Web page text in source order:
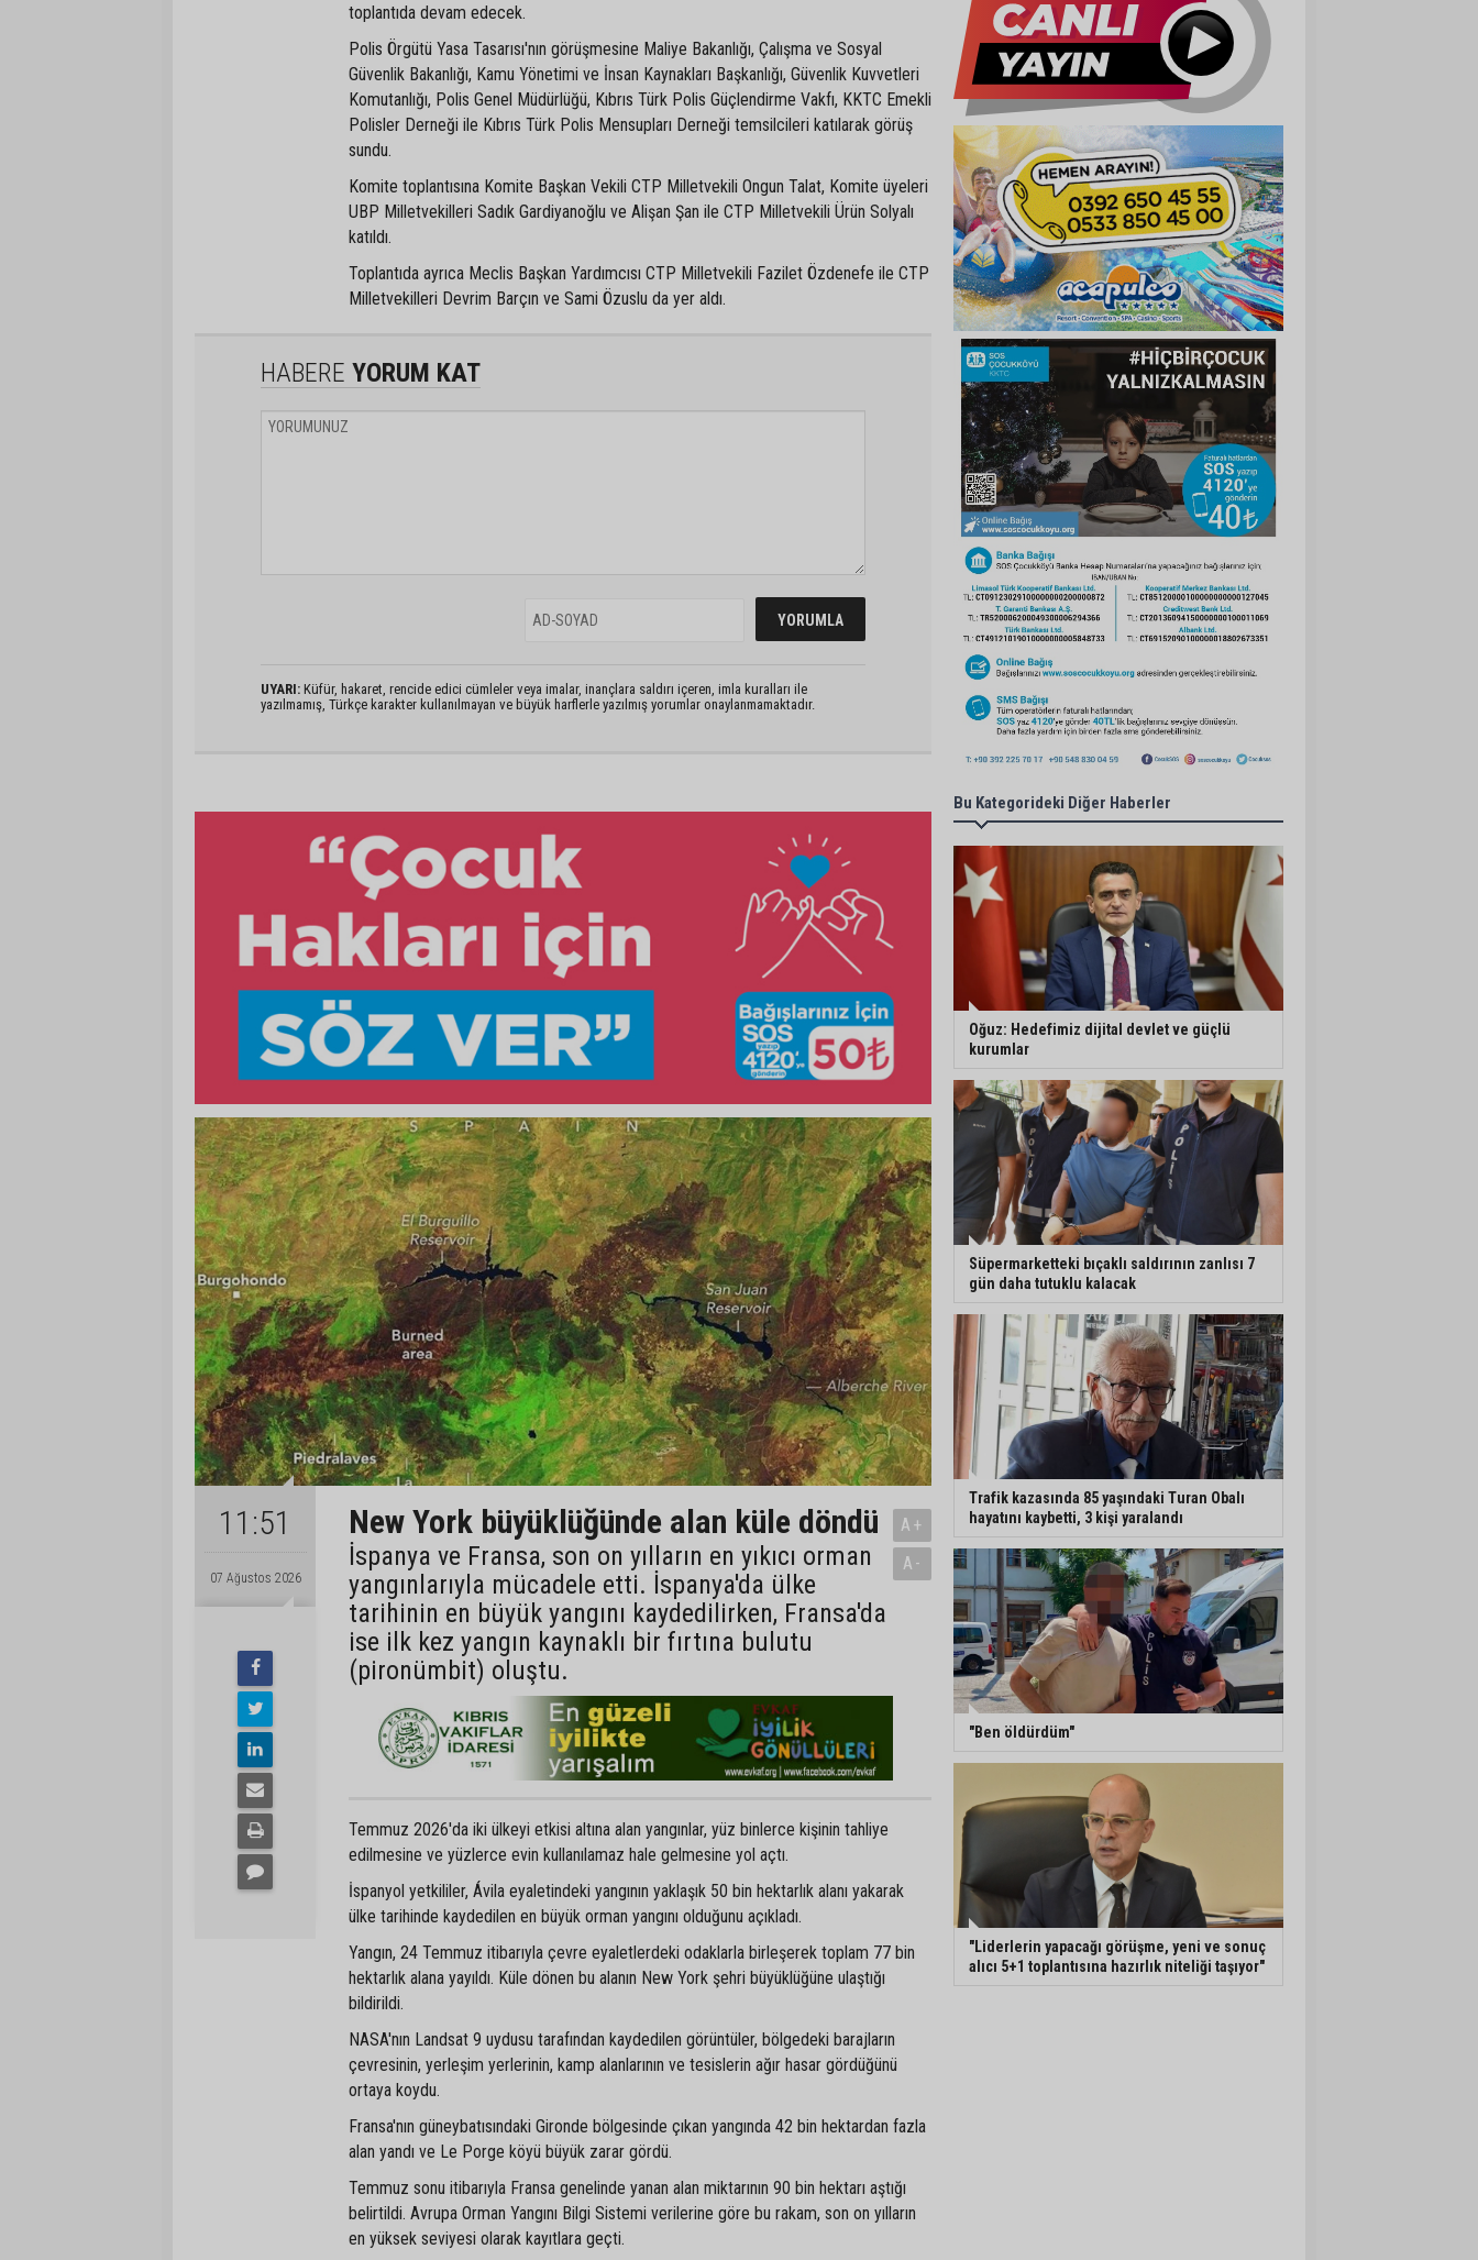
toplantıda devam edecek.
Polis Örgütü Yasa Tasarısı'nın görüşmesine Maliye Bakanlığı, Çalışma ve Sosyal
Güvenlik Bakanlığı, Kamu Yönetimi ve İnsan Kaynakları Başkanlığı, Güvenlik Kuvvetleri
Komutanlığı, Polis Genel Müdürlüğü, Kıbrıs Türk Polis Güçlendirme Vakfı, KKTC Emekli
Polisler Derneği ile Kıbrıs Türk Polis Mensupları Derneği temsilcileri katılarak görüş
sundu.
Komite toplantısına Komite Başkan Vekili CTP Milletvekili Ongun Talat, Komite üyeleri
UBP Milletvekilleri Sadık Gardiyanoğlu ve Alişan Şan ile CTP Milletvekili Ürün Solyalı
katıldı.
Toplantıda ayrıca Meclis Başkan Yardımcısı CTP Milletvekili Fazilet Özdenefe ile CTP
Milletvekilleri Devrim Barçın ve Sami Özuslu da yer aldı.
HABERE YORUM KAT
UYARI: Küfür, hakaret, rencide edici cümleler veya imalar, inançlara saldırı içeren, imla kuralları ile
yazılmamış, Türkçe karakter kullanılmayan ve büyük harflerle yazılmış yorumlar onaylanmamaktadır.
11:51
07 Ağustos 2026
New York büyüklüğünde alan küle döndü
İspanya ve Fransa, son on yılların en yıkıcı orman
yangınlarıyla mücadele etti. İspanya'da ülke
tarihinin en büyük yangını kaydedilirken, Fransa'da
ise ilk kez yangın kaynaklı bir fırtına bulutu
(pironümbit) oluştu.
A+
A-
Temmuz 2026'da iki ülkeyi etkisi altına alan yangınlar, yüz binlerce kişinin tahliye
edilmesine ve yüzlerce evin kullanılamaz hale gelmesine yol açtı.
İspanyol yetkililer, Ávila eyaletindeki yangının yaklaşık 50 bin hektarlık alanı yakarak
ülke tarihinde kaydedilen en büyük orman yangını olduğunu açıkladı.
Yangın, 24 Temmuz itibarıyla çevre eyaletlerdeki odaklarla birleşerek toplam 77 bin
hektarlık alana yayıldı. Küle dönen bu alanın New York şehri büyüklüğüne ulaştığı
bildirildi.
NASA'nın Landsat 9 uydusu tarafından kaydedilen görüntüler, bölgedeki barajların
çevresinin, yerleşim yerlerinin, kamp alanlarının ve tesislerin ağır hasar gördüğünü
ortaya koydu.
Fransa'nın güneybatısındaki Gironde bölgesinde çıkan yangında 42 bin hektardan fazla
alan yandı ve Le Porge köyü büyük zarar gördü.
Temmuz sonu itibarıyla Fransa genelinde yanan alan miktarının 90 bin hektarı aştığı
belirtildi. Avrupa Orman Yangını Bilgi Sistemi verilerine göre bu rakam, son on yılların
en yüksek seviyesi olarak kayıtlara geçti.
Bu Kategorideki Diğer Haberler
Oğuz: Hedefimiz dijital devlet ve güçlü
kurumlar
Süpermarketteki bıçaklı saldırının zanlısı 7
gün daha tutuklu kalacak
Trafik kazasında 85 yaşındaki Turan Obalı
hayatını kaybetti, 3 kişi yaralandı
"Ben öldürdüm"
"Liderlerin yapacağı görüşme, yeni ve sonuç
alıcı 5+1 toplantısına hazırlık niteliği taşıyor"